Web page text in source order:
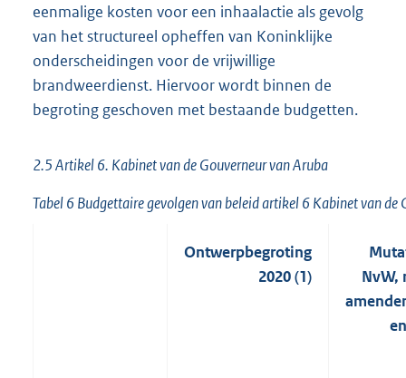
eenmalige kosten voor een inhaalactie als gevolg
van het structureel opheffen van Koninklijke
onderscheidingen voor de vrijwillige
brandweerdienst. Hiervoor wordt binnen de
begroting geschoven met bestaande budgetten.
2.5 Artikel 6. Kabinet van de Gouverneur van Aruba
Tabel 6 Budgettaire gevolgen van beleid artikel 6 Kabinet van
Ontwerpbegroting
2020 (1)
NvW,